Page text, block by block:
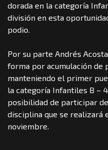
dorada en la categoría
división en esta
podio.
Por su parte Andrés
forma por acumulación de
manteniendo el primer
la categoría Infantiles B –
posibilidad de participar
disciplina que se realizará
noviembre.